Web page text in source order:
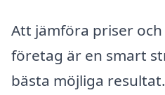
Att jämföra priser
företag är en smart
bästa möjliga